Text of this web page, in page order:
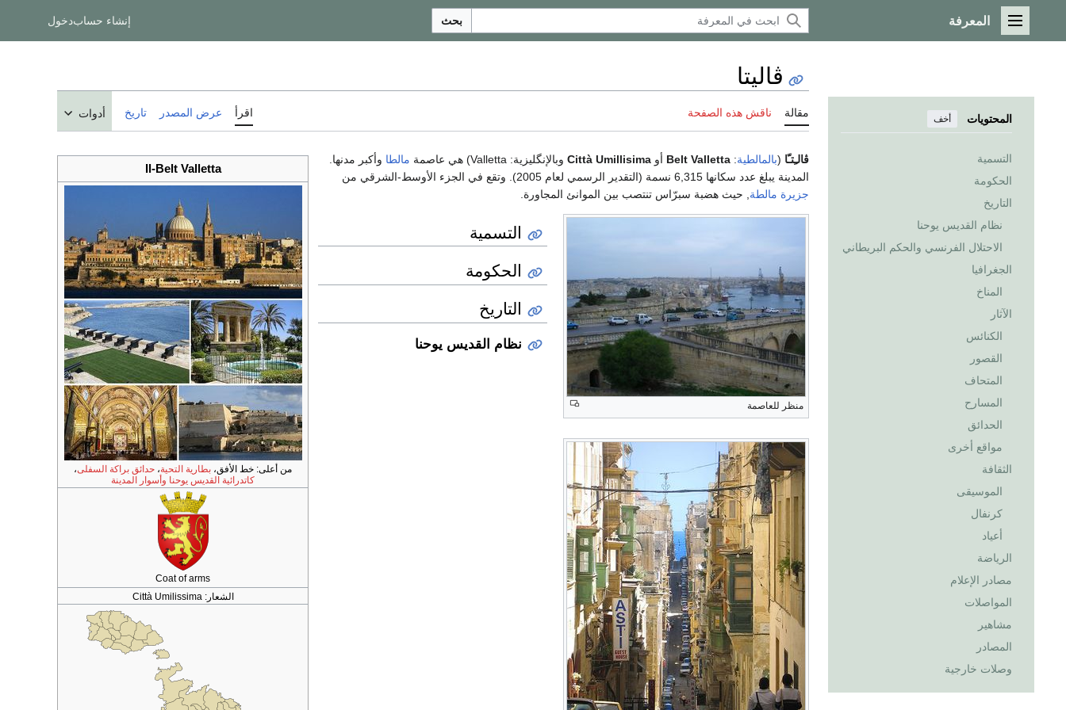
القائمة الرئيسية
المعرفة بحث إنشاء حسابدخول
المحتويات أخف
التسمية
الحكومة
التاريخ
نظام القديس يوحنا
الاحتلال الفرنسي والحكم البريطاني
الجغرافيا
المناخ
الآثار
الكنائس
القصور
المتحاف
المسارح
الحدائق
مواقع أخرى
الثقافة
الموسيقى
كرنفال
أعياد
الرياضة
مصادر الإعلام
المواصلات
مشاهير
المصادر
وصلات خارجية
ڤاليتا
مقالة ناقش هذه الصفحة اقرأ عرض المصدر تاريخ أدوات
Il-Belt Valletta
من أعلى: خط الأفق، بطارية التحية، حدائق براكة السفلى،
كاتدرائية القديس يوحنا وأسوار المدينة
Coat of arms
الشعار:Città Umilissima
ڤالـِتـّا (بالمالطية:
Belt Valletta أو Città Umillisima وبالإنگليزية: Valletta) هي عاصمة مالطا وأكبر مدنها.
المدينة يبلغ عدد سكانها 6,315 نسمة (التقدير الرسمي لعام 2005). وتقع في الجزء الأوسط-الشرقي من
جزيرة مالطة , حيث هضبة سبرّاس تنتصب بين الموانئ المجاورة.
منظر للعاصمة
التسمية
الحكومة
التاريخ
نظام القديس يوحنا